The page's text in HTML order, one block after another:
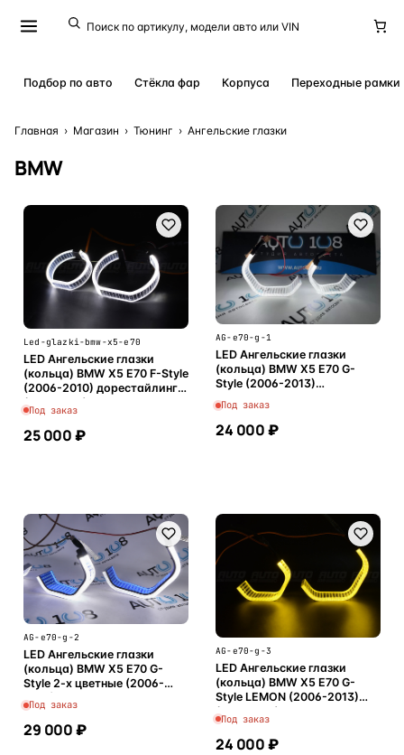
Подбор по авто Стёкла фар Корпуса Переходные рамки
Главная › Магазин › Тюнинг › Ангельские глазки
BMW
Led-glazki-bmw-x5-e70
LED Ангельские глазки
(кольца) BMW X5 E70 F-Style
(2006-2010) дорестайлинг
(комплект)
Под заказ
25 000 ₽
AG-e70-g-1
LED Ангельские глазки
(кольца) BMW X5 E70 G-
Style (2006-2013)
(комплект)
Под заказ
24 000 ₽
AG-e70-g-2
LED Ангельские глазки
(кольца) BMW X5 E70 G-
Style 2-х цветные (2006-
2013) (комплект)
Под заказ
29 000 ₽
AG-e70-g-3
LED Ангельские глазки
(кольца) BMW X5 E70 G-
Style LEMON (2006-2013)
(комплект)
Под заказ
24 000 ₽